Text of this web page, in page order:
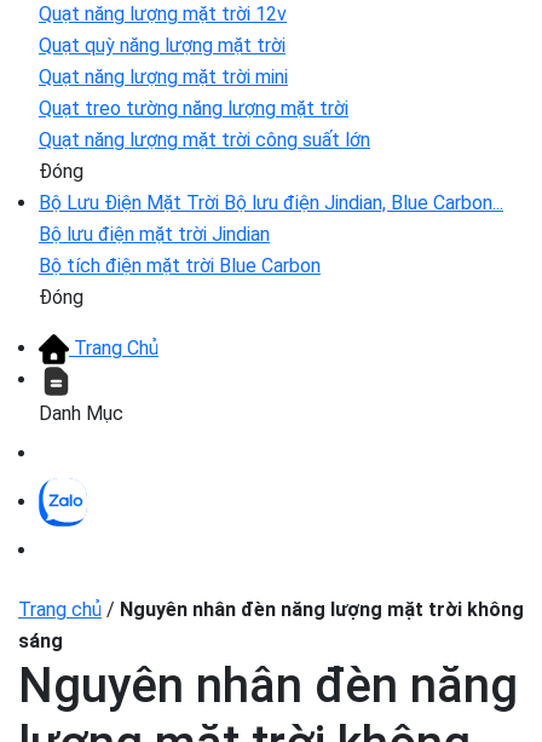
Quạt năng lượng mặt trời 12v
Quạt quỳ năng lượng mặt trời
Quạt năng lượng mặt trời mini
Quạt treo tường năng lượng mặt trời
Quạt năng lượng mặt trời công suất lớn
Đóng
Bộ Lưu Điện Mặt Trời Bộ lưu điện Jindian, Blue Carbon...
Bộ lưu điện mặt trời Jindian
Bộ tích điện mặt trời Blue Carbon
Đóng
Trang Chủ
Danh Mục
Trang chủ / Nguyên nhân đèn năng lượng mặt trời không
sáng
Nguyên nhân đèn năng